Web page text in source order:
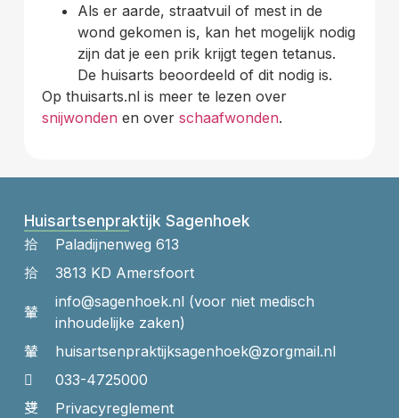
Als er aarde, straatvuil of mest in de
wond gekomen is, kan het mogelijk nodig
zijn dat je een prik krijgt tegen tetanus.
De huisarts beoordeeld of dit nodig is.
Op thuisarts.nl is meer te lezen over
snijwonden en over schaafwonden.
Huisartsenpraktijk Sagenhoek
Paladijnenweg 613
3813 KD Amersfoort
info@sagenhoek.nl (voor niet medisch
inhoudelijke zaken)
huisartsenpraktijk​sagenhoek​@zorgmail.nl
033-4725000
Privacyreglement